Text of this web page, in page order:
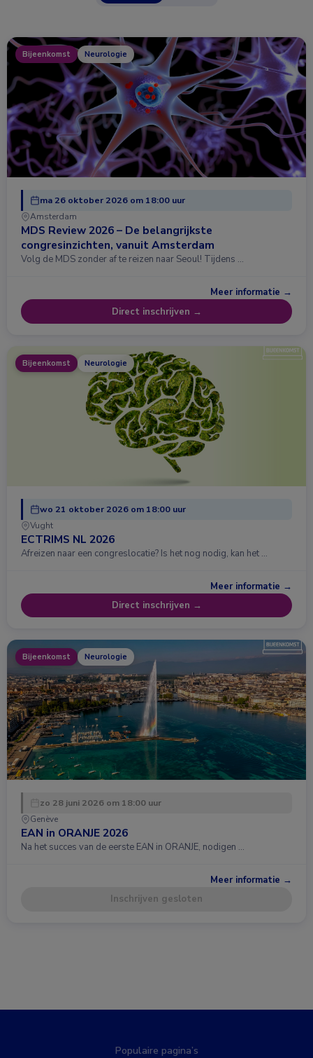
Bijeenkomst Neurologie
ma 26 oktober 2026 om 18:00 uur
Amsterdam
MDS Review 2026 – De belangrijkste
congresinzichten, vanuit Amsterdam
Volg de MDS zonder af te reizen naar Seoul! Tijdens …
Meer informatie →
Direct inschrijven →
Bijeenkomst Neurologie
wo 21 oktober 2026 om 18:00 uur
Vught
ECTRIMS NL 2026
Afreizen naar een congreslocatie? Is het nog nodig, kan het …
Meer informatie →
Direct inschrijven →
Bijeenkomst Neurologie
zo 28 juni 2026 om 18:00 uur
Genève
EAN in ORANJE 2026
Na het succes van de eerste EAN in ORANJE, nodigen …
Meer informatie →
Inschrijven gesloten
Populaire pagina’s